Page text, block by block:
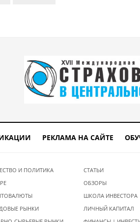
РЕКЛАМА НА САЙТЕ
И ПОЛИТИКА
РЫНКИ
СТАТЬИ
ОБЗОРЫ
ШКОЛА ИНВЕСТОРА
ЛИЧНЫЙ КАПИТАЛ